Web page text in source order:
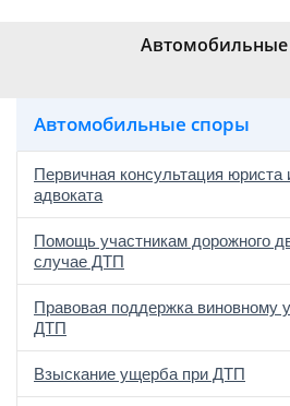
Автомобильные споры
Первичная консультация юриста
адвоката
Помощь участникам дорожного
случае ДТП
Правовая поддержка виновному
ДТП
Взыскание ущерба при ДТП